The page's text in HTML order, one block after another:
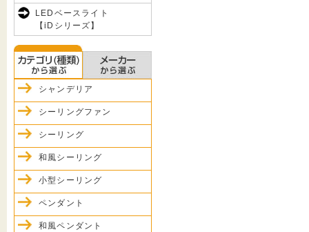
LEDベースライト
【iDシリーズ】
シャンデリア
シーリングファン
シーリング
和風シーリング
小型シーリング
ペンダント
和風ペンダント